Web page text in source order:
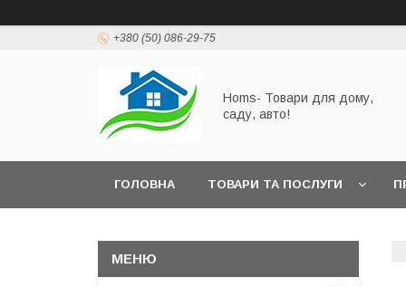
+380 (50) 086-29-75
Homs- Товари для дому,
саду, авто!
ГОЛОВНА ТОВАРИ ТА ПОСЛУГИ